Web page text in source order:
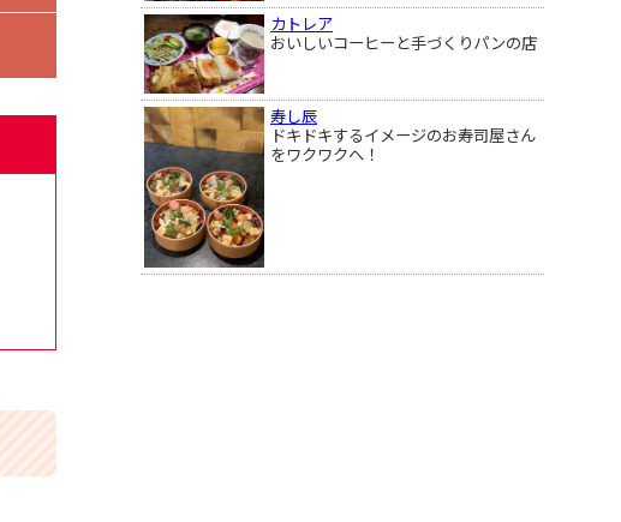
カトレア
おいしいコーヒーと手づくりパンの店
寿し辰
ドキドキするイメージのお寿司屋さん
をワクワクへ！